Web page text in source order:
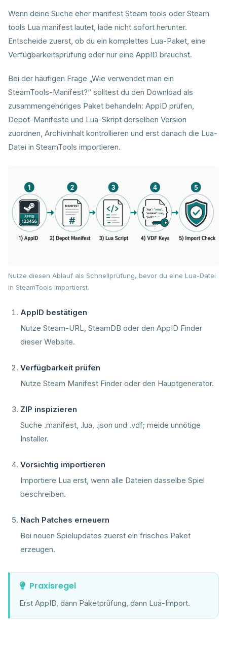
Wenn deine Suche eher manifest Steam tools oder Steam
tools Lua manifest lautet, lade nicht sofort herunter.
Entscheide zuerst, ob du ein komplettes Lua-Paket, eine
Verfügbarkeitsprüfung oder nur eine AppID brauchst.
Bei der häufigen Frage „Wie verwendet man ein
SteamTools-Manifest?“ solltest du den Download als
zusammengehöriges Paket behandeln: AppID prüfen,
Depot-Manifeste und Lua-Skript derselben Version
zuordnen, Archivinhalt kontrollieren und erst danach die Lua-
Datei in SteamTools importieren.
Nutze diesen Ablauf als Schnellprüfung, bevor du eine Lua-Datei
in SteamTools importierst.
AppID bestätigen
Nutze Steam-URL, SteamDB oder den AppID Finder
dieser Website.
Verfügbarkeit prüfen
Nutze Steam Manifest Finder oder den Hauptgenerator.
ZIP inspizieren
Suche .manifest, .lua, .json und .vdf; meide unnötige
Installer.
Vorsichtig importieren
Importiere Lua erst, wenn alle Dateien dasselbe Spiel
beschreiben.
Nach Patches erneuern
Bei neuen Spielupdates zuerst ein frisches Paket
erzeugen.
Praxisregel
Erst AppID, dann Paketprüfung, dann Lua-Import.